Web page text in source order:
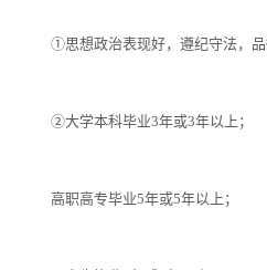
①思想政治表现好，遵纪守法，品
②大学本科毕业3年或3年以上；
高职高专毕业5年或5年以上；